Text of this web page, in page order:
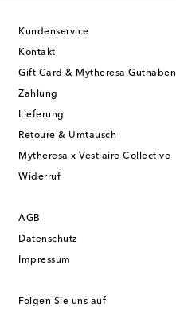
Kundenservice
Kontakt
Gift Card & Mytheresa Guthaben
Zahlung
Lieferung
Retoure & Umtausch
Mytheresa x Vestiaire Collective
Widerruf
AGB
Datenschutz
Impressum
Folgen Sie uns auf